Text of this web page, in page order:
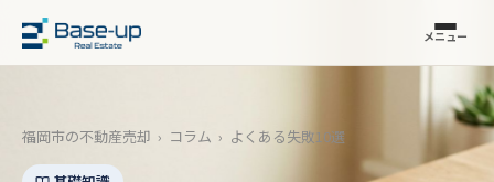
メニュー
福岡市の不動産売却 › コラム › よくある失敗10選